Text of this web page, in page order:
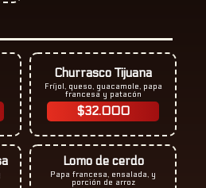
Churrasco Tijuana
Fríjol, queso, guacamole, papa
francesa y patacón
$32.000
Lomo de cerdo
Papa francesa, ensalada, y
porción de arroz